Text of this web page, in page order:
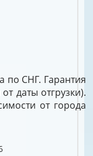
по СНГ. Гарантия
даты отгрузки).
от города